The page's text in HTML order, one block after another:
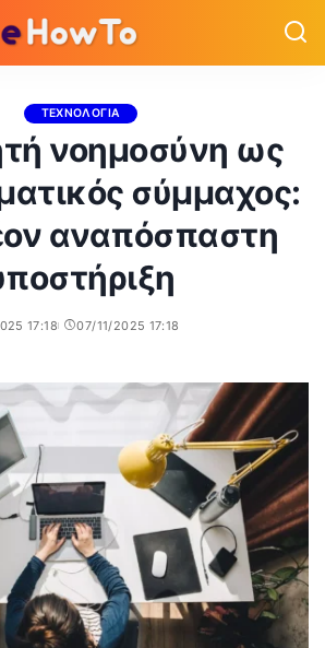
ΤΕΧΝΟΛΟΓΙΑ
νοημοσύνη ως
σύμμαχος:
αναπόσπαστη
17:18
07/11/2025 17:18